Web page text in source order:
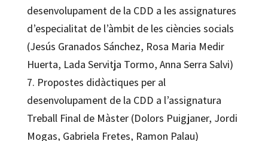
desenvolupament de la CDD a les assignatures
d’especialitat de l’àmbit de les ciències socials
(Jesús Granados Sánchez, Rosa Maria Medir
Huerta, Lada Servitja Tormo, Anna Serra Salvi)
7. Propostes didàctiques per al
desenvolupament de la CDD a l’assignatura
Treball Final de Màster (Dolors Puigjaner, Jordi
Mogas, Gabriela Fretes, Ramon Palau)